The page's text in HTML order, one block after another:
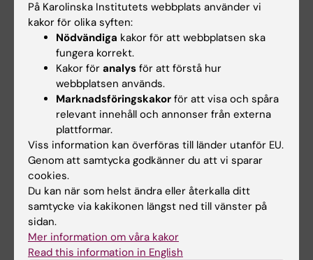
För sent inlämnade examinationsuppgifter
beaktas ej. Studenter som inte lämnat in i tid
hänvisas till omtentamenstillfället. Examinator
bedömer om en student har särskilda skäl för
förseningen. Student som ej är godkänd efter
ordinarie examinationstillfälle har rätt att delta
vid ytterligare fem examinationstillfällen. Detta
gäller inte då kursen har upphört eller
genomgått större förändringar. Student som
saknar godkänt resultat efter tre genomförda
examinationstillfällen kan erbjudas att gå om
moment eller kurs ytterligare en gång. Detta
gäller i mån av plats.
På Karolinska Institutets webbplats använder vi
kakor för olika syften:
Nödvändiga kakor för att webbplatsen ska
fungera korrekt.
Kakor för analys för att förstå hur
webbplatsen används.
Marknadsföringskakor för att visa och spåra
relevant innehåll och annonser från externa
plattformar.
Viss information kan överföras till länder utanför EU.
Genom att samtycka godkänner du att vi sparar
cookies.
Du kan när som helst ändra eller återkalla ditt
samtycke via kakikonen längst ned till vänster på
sidan.
Mer information om våra kakor
Read this information in English